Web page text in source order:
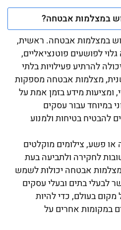
במצלמות אבטחה?
במצלמות אבטחה. ראשית,
לפושעים פוטנציאליים,
להרתיע פעילויות בלתי
מצלמות אבטחה מספקות
ומציעות מידע בזמן אמת על
במיוחד עבור עסקים
להבטיח בטיחות ולמנוע
פשע, צילומים מוקלטים
לחקירה ולתביעה בעת
אבטחה יכולות לשמש
לבעלי בתים ובעלי עסקים
בעולם, כדי להיות
במקומות אחרים על